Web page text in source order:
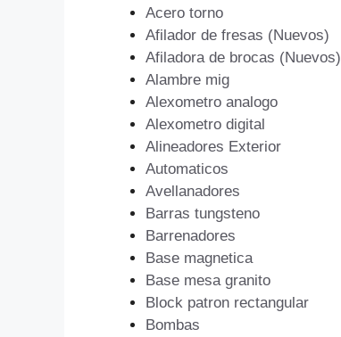
Acero torno
Afilador de fresas (Nuevos)
Afiladora de brocas (Nuevos)
Alambre mig
Alexometro analogo
Alexometro digital
Alineadores Exterior
Automaticos
Avellanadores
Barras tungsteno
Barrenadores
Base magnetica
Base mesa granito
Block patron rectangular
Bombas